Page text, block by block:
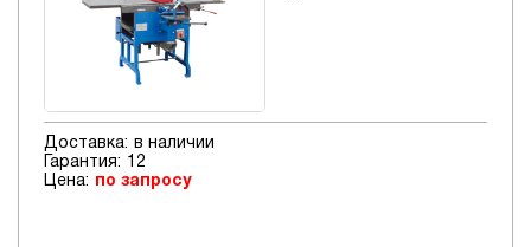
Доставка:
в наличии
Гарантия:
12
Цена:
по запросу